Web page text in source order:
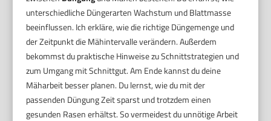
unterschiedliche Düngerarten Wachstum und Blattmasse
beeinflussen. Ich erkläre, wie die richtige Düngemenge und
der Zeitpunkt die Mähintervalle verändern. Außerdem
bekommst du praktische Hinweise zu Schnittstrategien und
zum Umgang mit Schnittgut. Am Ende kannst du deine
Mäharbeit besser planen. Du lernst, wie du mit der
passenden Düngung Zeit sparst und trotzdem einen
gesunden Rasen erhältst. So vermeidest du unnötige Arbeit